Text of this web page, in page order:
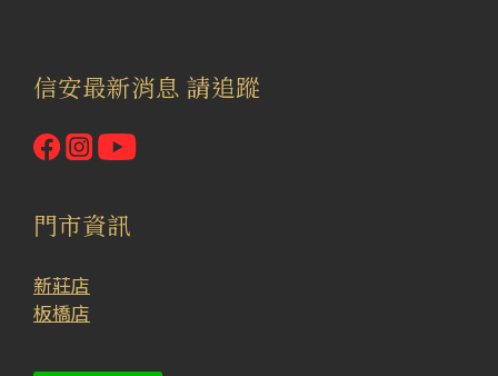
信安最新消息 請追蹤
門市資訊
新莊店
板橋店